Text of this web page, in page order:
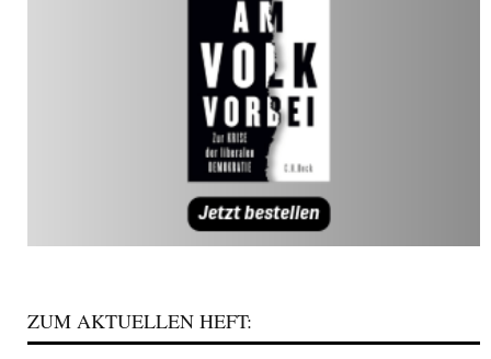
ZUM AKTUELLEN HEFT: